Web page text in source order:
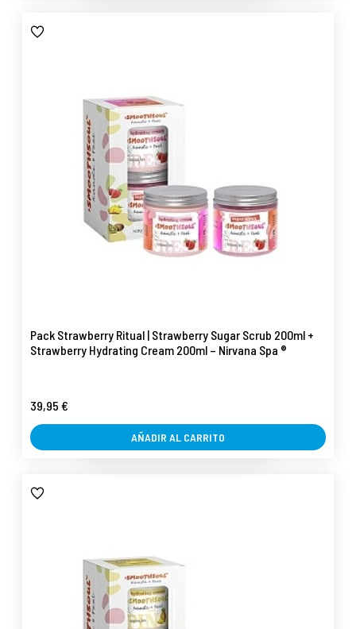
Pack Strawberry Ritual | Strawberry Sugar Scrub 200ml +
Strawberry Hydrating Cream 200ml – Nirvana Spa ®
39,95 €
AÑADIR AL CARRITO